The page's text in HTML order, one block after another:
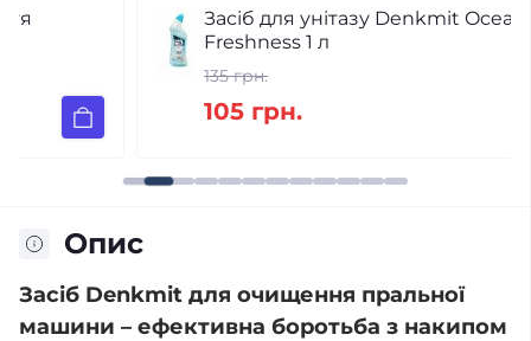
Засіб для унітазу Denkmit Ocean
Freshness 1 л
105 грн.
Опис
Засіб Denkmit для очищення пральної
машини – ефективна боротьба з накипом